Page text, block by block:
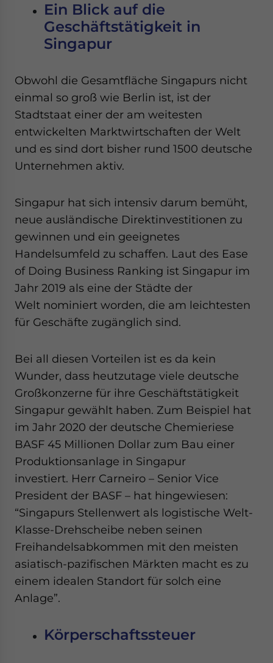
Ein Blick auf die
Geschäftstätigkeit in
Singapur
Obwohl die Gesamtfläche Singapurs nicht
einmal so groß wie Berlin ist, ist der
Stadtstaat einer der am weitesten
entwickelten Marktwirtschaften der Welt
und es sind dort bisher rund 1500 deutsche
Unternehmen aktiv.
Singapur hat sich intensiv darum bemüht,
neue ausländische Direktinvestitionen zu
gewinnen und ein geeignetes
Handelsumfeld zu schaffen. Laut des Ease
of Doing Business Ranking ist Singapur im
Jahr 2019 als eine der Städte der
Welt nominiert worden, die am leichtesten
für Geschäfte zugänglich sind.
Bei all diesen Vorteilen ist es da kein
Wunder, dass heutzutage viele deutsche
Großkonzerne für ihre Geschäftstätigkeit
Singapur gewählt haben. Zum Beispiel hat
im Jahr 2020 der deutsche Chemieriese
BASF 45 Millionen Dollar zum Bau einer
Produktionsanlage in Singapur
investiert. Herr Carneiro – Senior Vice
President der BASF – hat hingewiesen:
“Singapurs Stellenwert als logistische Welt-
Klasse-Drehscheibe neben seinen
Freihandelsabkommen mit den meisten
asiatisch-pazifischen Märkten macht es zu
einem idealen Standort für solch eine
Anlage”.
Körperschaftssteuer
Yes, I have read thePrivacy PolicyStatement for this
for Asia!
- case sensitive